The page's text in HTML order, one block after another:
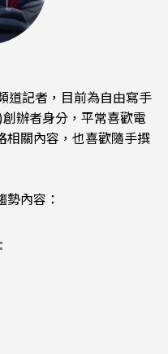
道記者，目前為自由寫手
辦者身分，平常喜歡電
相關內容，也喜歡隨手撰
內容：